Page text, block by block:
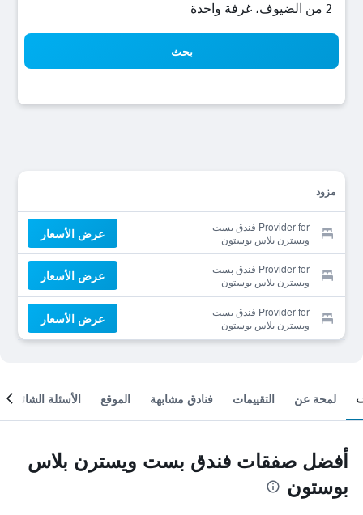
2 من الضيوف، غرفة واحدة
بحث
مزود
Provider for فندق بست
ويسترن بلاس بوستون
عرض الأسعار
Provider for فندق بست
ويسترن بلاس بوستون
عرض الأسعار
Provider for فندق بست
ويسترن بلاس بوستون
عرض الأسعار
لمحة عن التقييمات فنادق مشابهة الموقع الأسئلة الشائعة
أفضل صفقات فندق بست ويسترن بلاس
بوستون